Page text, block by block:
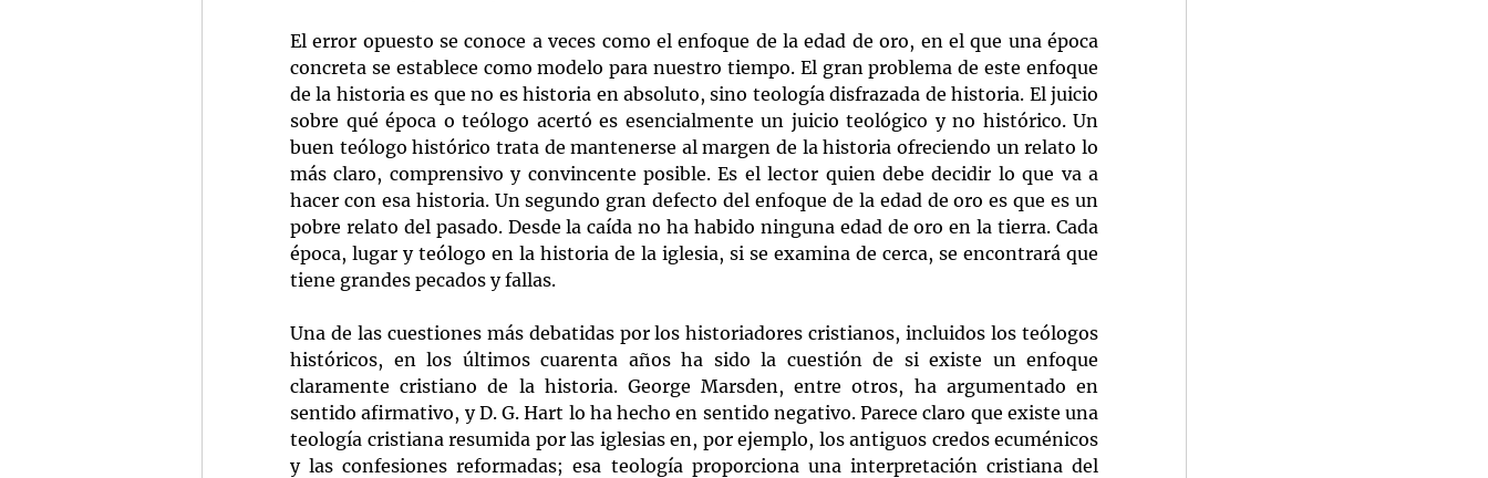
El error opuesto se conoce a veces como el enfoque de la edad de oro, en el que una época
concreta se establece como modelo para nuestro tiempo. El gran problema de este enfoque
de la historia es que no es historia en absoluto, sino teología disfrazada de historia. El juicio
sobre qué época o teólogo acertó es esencialmente un juicio teológico y no histórico. Un
buen teólogo histórico trata de mantenerse al margen de la historia ofreciendo un relato lo
más claro, comprensivo y convincente posible. Es el lector quien debe decidir lo que va a
hacer con esa historia. Un segundo gran defecto del enfoque de la edad de oro es que es un
pobre relato del pasado. Desde la caída no ha habido ninguna edad de oro en la tierra. Cada
época, lugar y teólogo en la historia de la iglesia, si se examina de cerca, se encontrará que
tiene grandes pecados y fallas.
Una de las cuestiones más debatidas por los historiadores cristianos, incluidos los teólogos
históricos, en los últimos cuarenta años ha sido la cuestión de si existe un enfoque
claramente cristiano de la historia. George Marsden, entre otros, ha argumentado en
sentido afirmativo, y D. G. Hart lo ha hecho en sentido negativo. Parece claro que existe una
teología cristiana resumida por las iglesias en, por ejemplo, los antiguos credos ecuménicos
y las confesiones reformadas; esa teología proporciona una interpretación cristiana del